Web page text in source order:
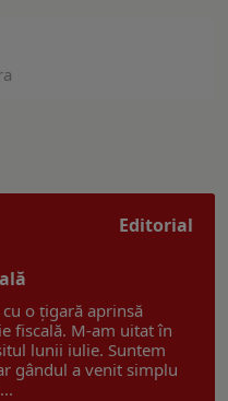
Editorial
o țigară aprinsă
fiscală. M-am uitat în
lunii iulie. Suntem
gândul a venit simplu